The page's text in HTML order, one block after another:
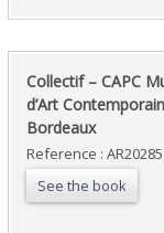
‎Collectif – CAPC
d’Art
Bordeaux‎
Reference : AR20285
See the book